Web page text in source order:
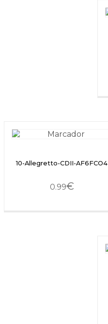
10-Allegretto-CDII-AF6FCO4
0.99€